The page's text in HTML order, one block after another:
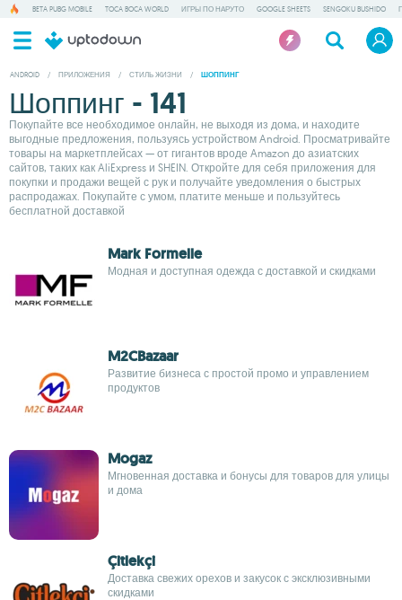
BETA PUBG MOBILE TOCA BOCA WORLD ИГРЫ ПО НАРУТО GOOGLE SHEETS SENGOKU BUSHIDO
ANDROID / ПРИЛОЖЕНИЯ / СТИЛЬ ЖИЗНИ / ШОППИНГ
Шоппинг - 141
Покупайте все необходимое онлайн, не выходя из дома, и находите
выгодные предложения, пользуясь устройством Android. Просматривайте
товары на маркетплейсах — от гигантов вроде Amazon до азиатских
сайтов, таких как AliExpress и SHEIN. Откройте для себя приложения для
покупки и продажи вещей с рук и получайте уведомления о быстрых
распродажах. Покупайте с умом, платите меньше и пользуйтесь
бесплатной доставкой
Mark Formelle
Модная и доступная одежда с доставкой и скидками
M2CBazaar
Развитие бизнеса с простой промо и управлением
продуктов
Mogaz
Мгновенная доставка и бонусы для товаров для улицы
и дома
Çitlekçi
Доставка свежих орехов и закусок с эксклюзивными
скидками